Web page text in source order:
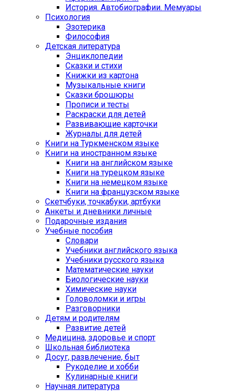
История. Автобиографии. Мемуары
Психология
Эзотерика
Философия
Детская литература
Энциклопедии
Сказки и стихи
Книжки из картона
Музыкальные книги
Сказки брошюры
Прописи и тесты
Раскраски для детей
Развивающие карточки
Журналы для детей
Книги на Туркменском языке
Книги на иностранном языке
Книги на английском языке
Книги на турецком языке
Книги на немецком языке
Книги на французском языке
Cкетчбуки, точкабуки, артбуки
Анкеты и дневники личные
Подарочные издания
Учебные пособия
Словари
Учебники английского языка
Учебники русского языка
Математические науки
Биологические науки
Химические науки
Головоломки и игры
Разговорники
Детям и родителям
Развитие детей
Медицина, здоровье и спорт
Школьная библиотека
Досуг, развлечение, быт
Рукоделие и хобби
Кулинарные книги
Научная литература